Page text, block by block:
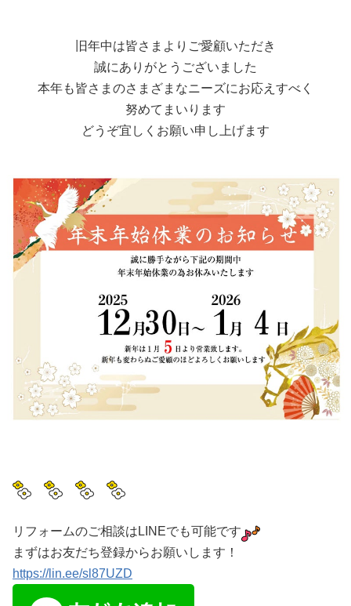
旧年中は皆さまよりご愛顧いただき
誠にありがとうございました
本年も皆さまのさまざまなニーズにお応えすべく
努めてまいります
どうぞ宜しくお願い申し上げます
リフォームのご相談はLINEでも可能です
まずはお友だち登録からお願いします！
https://lin.ee/sl87UZD